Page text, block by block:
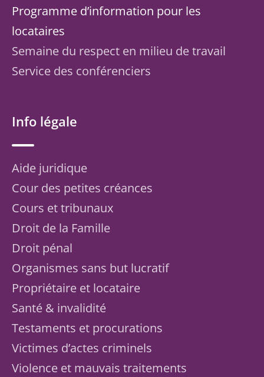
Programme d’information pour les
locataires
Semaine du respect en milieu de travail
Service des conférenciers
Info légale
Aide juridique
Cour des petites créances
Cours et tribunaux
Droit de la Famille
Droit pénal
Organismes sans but lucratif
Propriétaire et locataire
Santé & invalidité
Testaments et procurations
Victimes d’actes criminels
Violence et mauvais traitements